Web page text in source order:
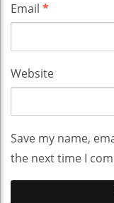
Email *
Website
Save my name,
the next time I